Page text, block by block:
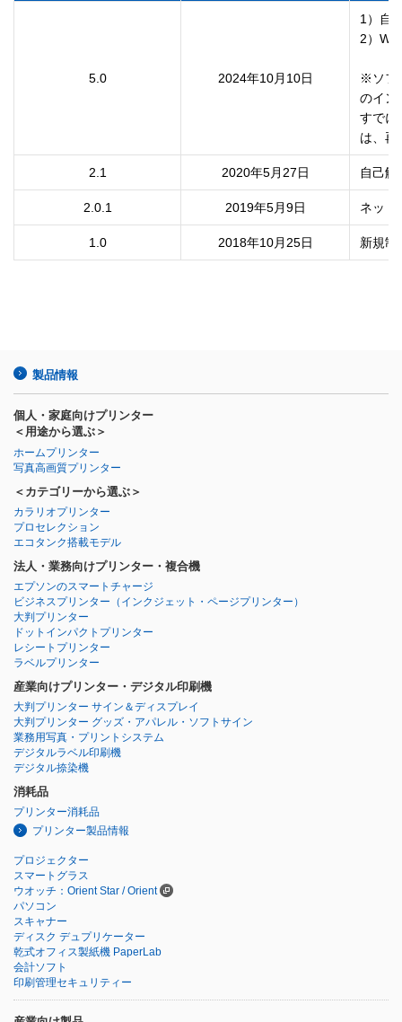
5.0 2024年10月10日
1）自
2）
※ソフ
のイン
すでに
は、再
2.1 2020年5月27日 自己解
2.0.1 2019年5月9日 ネット
1.0 2018年10月25日 新規制
製品情報
個人・家庭向けプリンター
＜用途から選ぶ＞
ホームプリンター
写真高画質プリンター
＜カテゴリーから選ぶ＞
カラリオプリンター
プロセレクション
エコタンク搭載モデル
法人・業務向けプリンター・複合機
エプソンのスマートチャージ
ビジネスプリンター （インクジェット・ページプリンター）
大判プリンター
ドットインパクトプリンター
レシートプリンター
ラベルプリンター
産業向けプリンター・デジタル印刷機
大判プリンター サイン＆ディスプレイ
大判プリンター グッズ・アパレル・ソフトサイン
業務用写真・プリントシステム
デジタルラベル印刷機
デジタル捺染機
消耗品
プリンター消耗品
プリンター製品情報
プロジェクター
スマートグラス
ウオッチ：Orient Star / Orient
パソコン
スキャナー
ディスク デュプリケーター
乾式オフィス製紙機 PaperLab
会計ソフト
印刷管理セキュリティー